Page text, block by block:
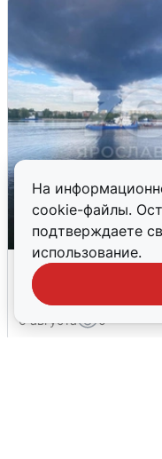
На
cookie-файлы.
подтверждаете
использование.
Ночная атака
попадания и
6 августа 0